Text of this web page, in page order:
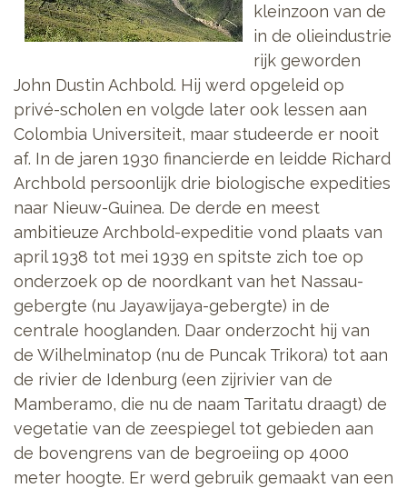
kleinzoon van de
in de olieindustrie
rijk geworden
John Dustin Achbold. Hij werd opgeleid op
privé-scholen en volgde later ook lessen aan
Colombia Universiteit, maar studeerde er nooit
af. In de jaren 1930 financierde en leidde Richard
Archbold persoonlijk drie biologische expedities
naar Nieuw-Guinea. De derde en meest
ambitieuze Archbold-expeditie vond plaats van
april 1938 tot mei 1939 en spitste zich toe op
onderzoek op de noordkant van het Nassau-
gebergte (nu Jayawijaya-gebergte) in de
centrale hooglanden. Daar onderzocht hij van
de Wilhelminatop (nu de Puncak Trikora) tot aan
de rivier de Idenburg (een zijrivier van de
Mamberamo, die nu de naam Taritatu draagt) de
vegetatie van de zeespiegel tot gebieden aan
de bovengrens van de begroeiing op 4000
meter hoogte. Er werd gebruik gemaakt van een